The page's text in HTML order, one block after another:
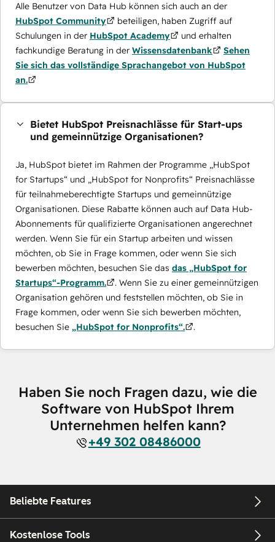
Alle Benutzer von Data Hub können sich auch an der
HubSpot Community
beteiligen, haben Zugriff auf
Schulungen in der HubSpot Academy
und erhalten
fachkundige Beratung in der Wissensdatenbank
Sehen
Sie sich das vollständige Sprachangebot von HubSpot
an.
Bietet HubSpot Preisnachlässe für Start-ups
und gemeinnützige Organisationen?
Ja, HubSpot bietet im Rahmen der Programme „HubSpot
for Startups“ und „HubSpot for Nonprofits“ Preisnachlässe
für teilnahmeberechtigte Startups und gemeinnützige
Organisationen. Diese Rabatte können auch auf Data Hub-
Abonnements für qualifizierte Organisationen angerechnet
werden. Wenn Sie für ein Startup arbeiten und wissen
möchten, ob Sie in Frage kommen, oder wenn Sie sich
bewerben möchten, besuchen Sie das das „HubSpot for
Startups“-Programm.
. Wenn Sie zu einer gemeinnützigen
Organisation gehören und feststellen möchten, ob Sie in
Frage kommen, oder wenn Sie sich bewerben möchten,
besuchen Sie „HubSpot for Nonprofits“. .
Haben Sie noch Fragen dazu, wie die
Software von HubSpot Ihrem
Unternehmen helfen kann?
+49 302 08486000
Beliebte Features
Kostenlose Tools